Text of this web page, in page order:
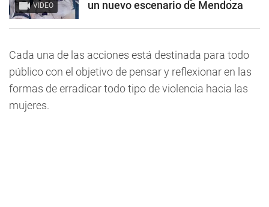
VIDEO
un nuevo escenario de Mendoza
Cada una de las acciones está destinada para todo
público con el objetivo de pensar y reflexionar en las
formas de erradicar todo tipo de violencia hacia las
mujeres.